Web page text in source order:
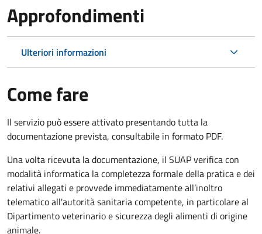
Approfondimenti
Ulteriori informazioni
Come fare
Il servizio può essere attivato presentando tutta la
documentazione prevista, consultabile in formato PDF.
Una volta ricevuta la documentazione, il SUAP verifica con
modalità informatica la completezza formale della pratica e dei
relativi allegati e provvede immediatamente all’inoltro
telematico all'autorità sanitaria competente, in particolare al
Dipartimento veterinario e sicurezza degli alimenti di origine
animale.